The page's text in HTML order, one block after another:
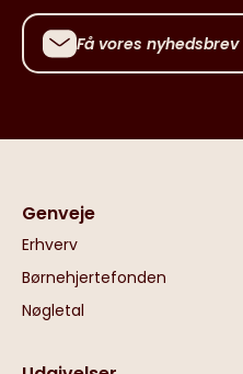
Få vores nyhedsbrev
Genveje
Erhverv
Børnehjertefonden
Nøgletal